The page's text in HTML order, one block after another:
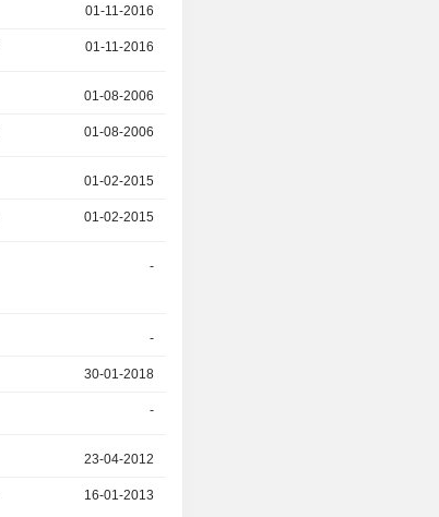
01-11-2016
01-11-2016
01-08-2006
01-08-2006
01-02-2015
01-02-2015
-
-
30-01-2018
-
23-04-2012
16-01-2013